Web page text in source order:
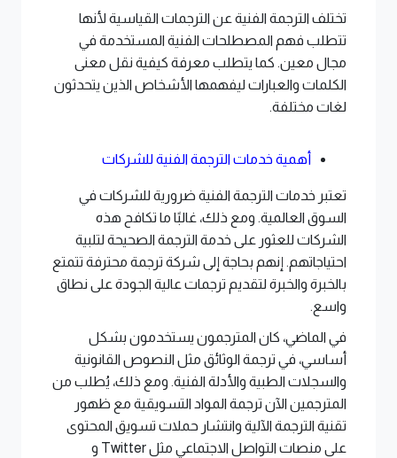
تختلف الترجمة الفنية عن الترجمات القياسية لأنها
تتطلب فهم المصطلحات الفنية المستخدمة في
مجال معين. كما يتطلب معرفة كيفية نقل معنى
الكلمات والعبارات ليفهمها الأشخاص الذين يتحدثون
لغات مختلفة.
أهمية خدمات الترجمة الفنية للشركات
تعتبر خدمات الترجمة الفنية ضرورية للشركات في
السوق العالمية. ومع ذلك، غالبًا ما تكافح هذه
الشركات للعثور على خدمة الترجمة الصحيحة لتلبية
احتياجاتهم. إنهم بحاجة إلى شركة ترجمة محترفة تتمتع
بالخبرة والخبرة لتقديم ترجمات عالية الجودة على نطاق
واسع.
في الماضي، كان المترجمون يستخدمون بشكل
أساسي، في ترجمة الوثائق مثل النصوص القانونية
والسجلات الطبية والأدلة الفنية. ومع ذلك، يُطلب من
المترجمين الآن ترجمة المواد التسويقية مع ظهور
تقنية الترجمة الآلية وانتشار حملات تسويق المحتوى
على منصات التواصل الاجتماعي مثلTwitter و